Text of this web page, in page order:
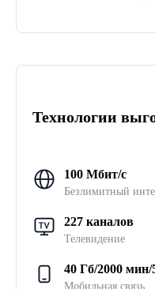
Технологии
100 Мбит/с
Безлимитный
227 каналов
Телевидение
40 Гб/2000
Мобильная связь